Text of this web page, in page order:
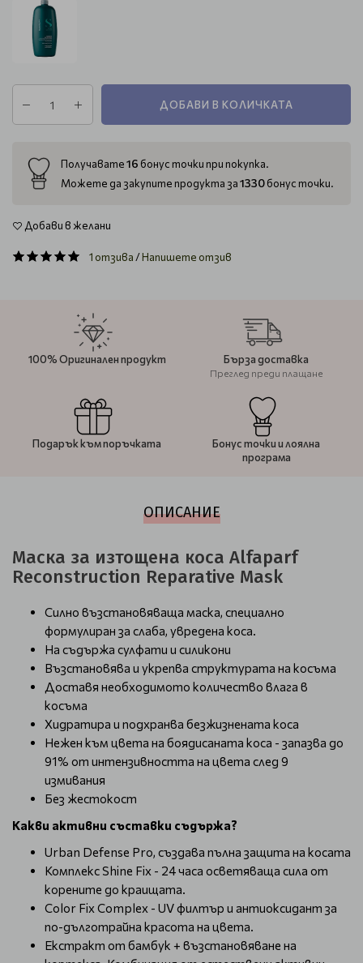
ДОБАВИ В КОЛИЧКАТА
Получавате16 бонус точки при покупка.
Можете да закупите продукта за1330бонус точки.
Добави в желани
1 отзива/Напишете отзив
100% Оригинален продукт Бърза доставка
Преглед преди плащане
Подарък към поръчката
Бонус точки и лоялна
програма
ОПИСАНИЕ
Маска за изтощена коса Alfaparf
Reconstruction Reparative Mask
Силно възстановяваща маска, специално
формулиран за слаба, увредена коса.
На съдържа сулфати и силикони
Възстановява и укрепва структурата на косъма
Доставя необходимото количество влага в
косъма
Хидратира и подхранва безжизнената коса
Нежен към цвета на боядисаната коса - запазва до
91% от интензивността на цвета след 9
измивания
Без жестокост
Какви активни съставки съдържа?
Urban Defense Pro, създава пълна защита на косата
Комплекс Shine Fix - 24 часа осветяваща сила от
корените до краищата.
Color Fix Complex - UV филтър и антиоксидант за
по-дълготрайна красота на цвета.
Екстракт от бамбук + възстановяване на